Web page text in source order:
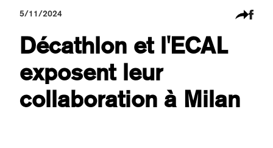
5/11/2024
Décathlon et l'ECAL
exposent leur
collaboration à Milan